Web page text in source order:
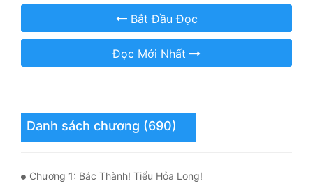
Nữ Cường
Phương Tây
Phản Phái
Bắt Đầu Đọc
Đọc Mới Nhất
Danh sách chương (690)
Chương 1: Bác Thành! Tiểu Hỏa Long!